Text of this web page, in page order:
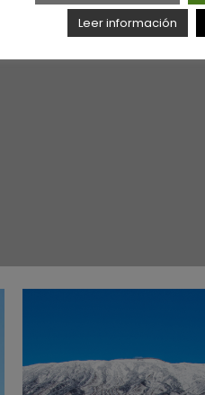
Leer información